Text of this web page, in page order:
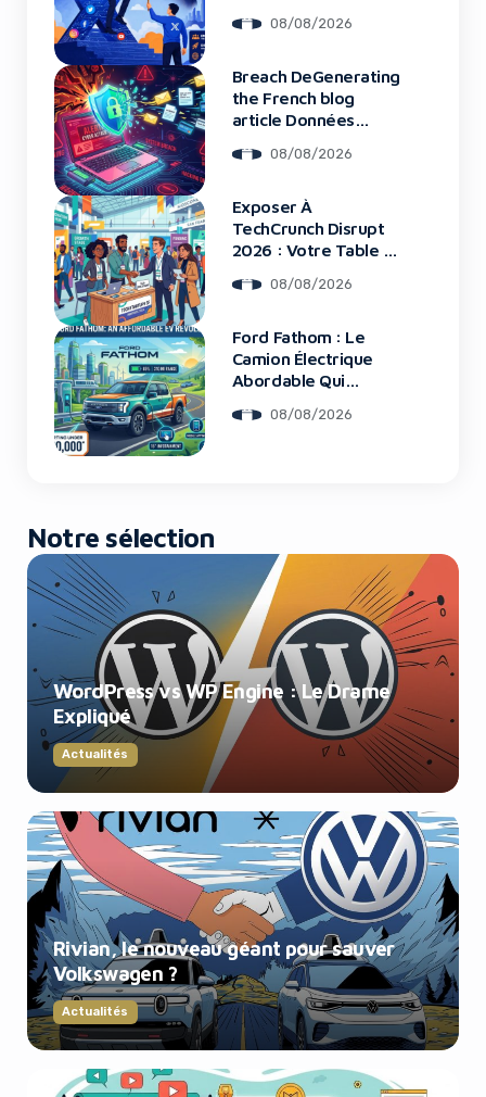
08/08/2026
Breach DeGenerating
the French blog
article Données
Les Clients Touchés
08/08/2026
Exposer À
TechCrunch Disrupt
2026 : Votre Table Au
08/08/2026
Ford Fathom : Le
Camion Électrique
Abordable Qui
Marché08/08/2026
Notre sélection
WordPress vs WP Engine : Le Drame
Expliqué
Actualités
Rivian, le nouveau géant pour sauver
Volkswagen ?
Actualités
No Thanks